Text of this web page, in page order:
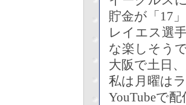
貯金が「17
レイエス選
な楽しそう
大阪で土日
私は月曜は
YouTubeで